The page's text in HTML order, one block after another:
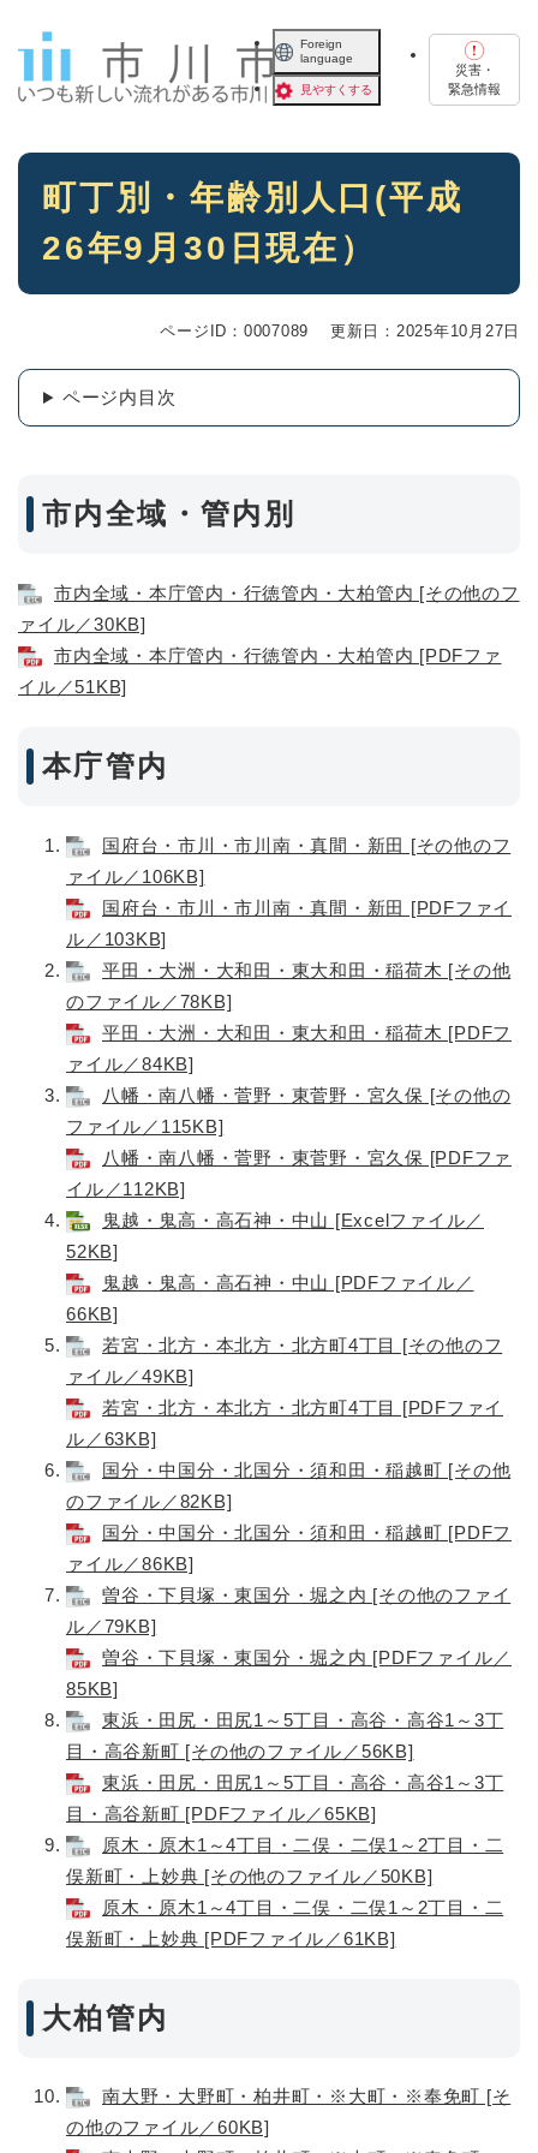
Foreign
language
見やすくする
災害・
緊急情報
本
町丁別・年齢別人口(平成
26年9月30日現在）
ページID：0007089 更新日：2025年10月27日
ページ内目次
市内全域・管内別
市内全域・本庁管内・行徳管内・大柏管内 [その他のフ
ァイル／30KB]
市内全域・本庁管内・行徳管内・大柏管内 [PDFファ
イル／51KB]
本庁管内
国府台・市川・市川南・真間・新田 [その他のフ
ァイル／106KB]
国府台・市川・市川南・真間・新田 [PDFファイ
ル／103KB]
平田・大洲・大和田・東大和田・稲荷木 [その他
のファイル／78KB]
平田・大洲・大和田・東大和田・稲荷木 [PDFフ
ァイル／84KB]
八幡・南八幡・菅野・東菅野・宮久保 [その他の
ファイル／115KB]
八幡・南八幡・菅野・東菅野・宮久保 [PDFファ
イル／112KB]
鬼越・鬼高・高石神・中山 [Excelファイル／
52KB]
鬼越・鬼高・高石神・中山 [PDFファイル／
66KB]
若宮・北方・本北方・北方町4丁目 [その他のフ
ァイル／49KB]
若宮・北方・本北方・北方町4丁目 [PDFファイ
ル／63KB]
国分・中国分・北国分・須和田・稲越町 [その他
のファイル／82KB]
国分・中国分・北国分・須和田・稲越町 [PDFフ
ァイル／86KB]
曽谷・下貝塚・東国分・堀之内 [その他のファイ
ル／79KB]
曽谷・下貝塚・東国分・堀之内 [PDFファイル／
85KB]
東浜・田尻・田尻1～5丁目・高谷・高谷1～3丁
目・高谷新町 [その他のファイル／56KB]
東浜・田尻・田尻1～5丁目・高谷・高谷1～3丁
目・高谷新町 [PDFファイル／65KB]
原木・原木1～4丁目・二俣・二俣1～2丁目・二
俣新町・上妙典 [その他のファイル／50KB]
原木・原木1～4丁目・二俣・二俣1～2丁目・二
俣新町・上妙典 [PDFファイル／61KB]
大柏管内
南大野・大野町・柏井町・※大町・※奉免町 [そ
の他のファイル／60KB]